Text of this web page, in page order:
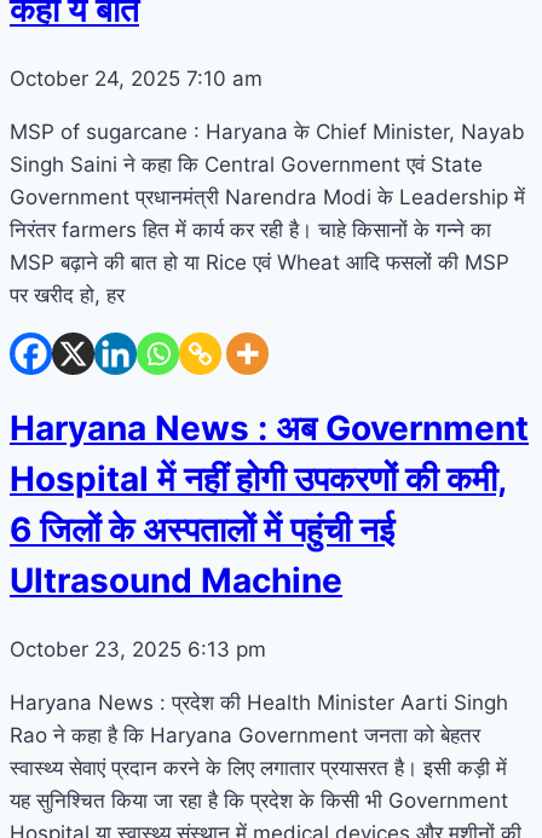
कही ये बात
October 24, 2025 7:10 am
MSP of sugarcane : Haryana के Chief Minister, Nayab
Singh Saini ने कहा कि Central Government एवं State
Government प्रधानमंत्री Narendra Modi के Leadership में
निरंतर farmers हित में कार्य कर रही है। चाहे किसानों के गन्ने का
MSP बढ़ाने की बात हो या Rice एवं Wheat आदि फसलों की MSP
पर खरीद हो, हर
Haryana News : अब Government
Hospital में नहीं होगी उपकरणों की कमी,
6 जिलों के अस्पतालों में पहुंची नई
Ultrasound Machine
October 23, 2025 6:13 pm
Haryana News : प्रदेश की Health Minister Aarti Singh
Rao ने कहा है कि Haryana Government जनता को बेहतर
स्वास्थ्य सेवाएं प्रदान करने के लिए लगातार प्रयासरत है। इसी कड़ी में
यह सुनिश्चित किया जा रहा है कि प्रदेश के किसी भी Government